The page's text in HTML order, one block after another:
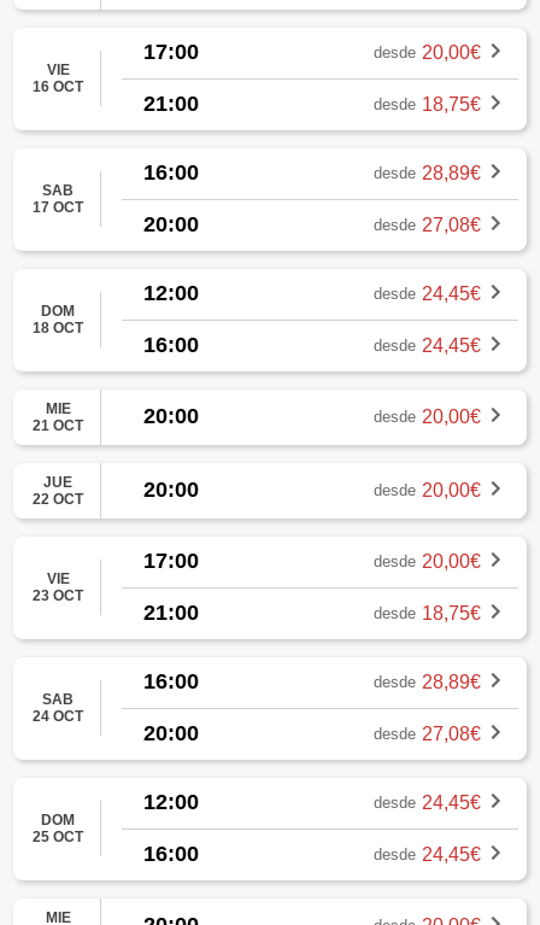
VIE
16 OCT
17:00 desde 20,00€
21:00 desde 18,75€
SAB
17 OCT
16:00 desde 28,89€
20:00 desde 27,08€
DOM
18 OCT
12:00 desde 24,45€
16:00 desde 24,45€
MIE
21 OCT
20:00 desde 20,00€
JUE
22 OCT
20:00 desde 20,00€
VIE
23 OCT
17:00 desde 20,00€
21:00 desde 18,75€
SAB
24 OCT
16:00 desde 28,89€
20:00 desde 27,08€
DOM
25 OCT
12:00 desde 24,45€
16:00 desde 24,45€
MIE